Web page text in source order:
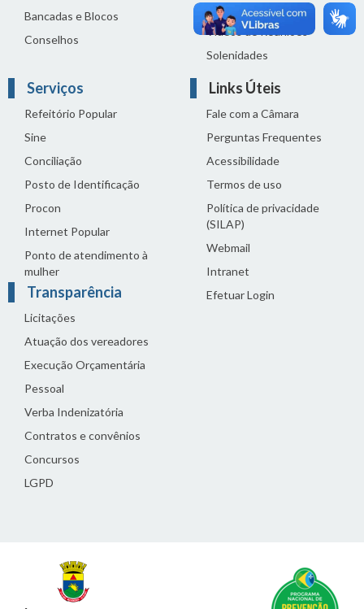
Bancadas e Blocos
Conselhos
Sala de Imprensa
Vídeos de Reuniões
Solenidades
Serviços
Refeitório Popular
Sine
Conciliação
Posto de Identificação
Procon
Internet Popular
Ponto de atendimento à
mulher
Transparência
Licitações
Atuação dos vereadores
Execução Orçamentária
Pessoal
Verba Indenizatória
Contratos e convênios
Concursos
LGPD
Links Úteis
Fale com a Câmara
Perguntas Frequentes
Acessibilidade
Termos de uso
Política de privacidade
(SILAP)
Webmail
Intranet
Efetuar Login